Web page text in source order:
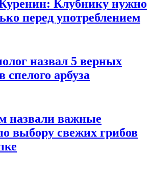
Клубнику нужно
перед употреблением
назвал 5 верных
спелого арбуза
назвали важные
выбору свежих грибов